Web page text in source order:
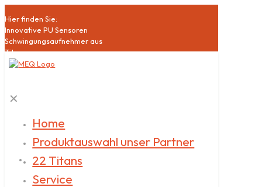
Hier finden Sie:
Innovative PU Sensoren
Schwingungsaufnehmer aus
Titan
Hochsensible Mikrophone
Klasse1 Schallpegelmesser
Datenlogger
Akustische
Messdienstleistungen
✕
Home
Produktauswahl unser Partner
22 Titans
Service